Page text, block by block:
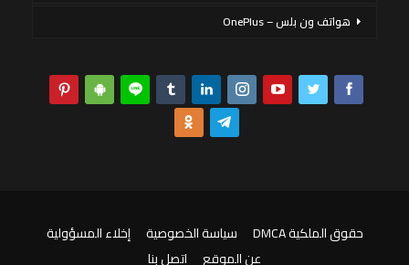
هواتف ون بلس – OnePlus
حقوق الملكية DMCA سياسة الخصوصية
إخلاء المسؤولية
عن الموقع
اتصل بنا